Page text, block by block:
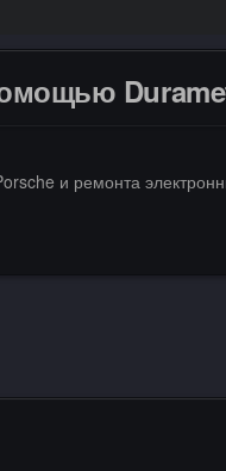
и ремонта